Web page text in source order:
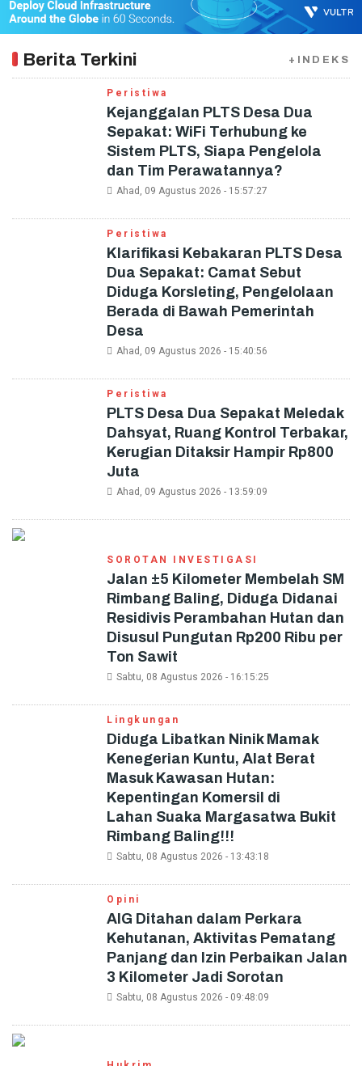
Berita Terkini +INDEKS
Peristiwa
Kejanggalan PLTS Desa Dua
Sepakat: WiFi Terhubung ke
Sistem PLTS, Siapa Pengelola
dan Tim Perawatannya?
Ahad, 09 Agustus 2026 - 15:57:27
Peristiwa
Klarifikasi Kebakaran PLTS Desa
Dua Sepakat: Camat Sebut
Diduga Korsleting, Pengelolaan
Berada di Bawah Pemerintah
Desa
Ahad, 09 Agustus 2026 - 15:40:56
Peristiwa
PLTS Desa Dua Sepakat Meledak
Dahsyat, Ruang Kontrol Terbakar,
Kerugian Ditaksir Hampir Rp800
Juta
Ahad, 09 Agustus 2026 - 13:59:09
SOROTAN INVESTIGASI
Jalan ±5 Kilometer Membelah SM
Rimbang Baling, Diduga Didanai
Residivis Perambahan Hutan dan
Disusul Pungutan Rp200 Ribu per
Ton Sawit
Sabtu, 08 Agustus 2026 - 16:15:25
Lingkungan
Diduga Libatkan Ninik Mamak
Kenegerian Kuntu, Alat Berat
Masuk Kawasan Hutan:
Kepentingan Komersil di
Lahan Suaka Margasatwa Bukit
Rimbang Baling!!!
Sabtu, 08 Agustus 2026 - 13:43:18
Opini
AIG Ditahan dalam Perkara
Kehutanan, Aktivitas Pematang
Panjang dan Izin Perbaikan Jalan
3 Kilometer Jadi Sorotan
Sabtu, 08 Agustus 2026 - 09:48:09